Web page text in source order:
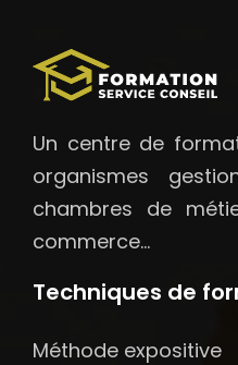
Un centre de
organismes
chambres de
commerce…
Techniques de
Méthode expositive